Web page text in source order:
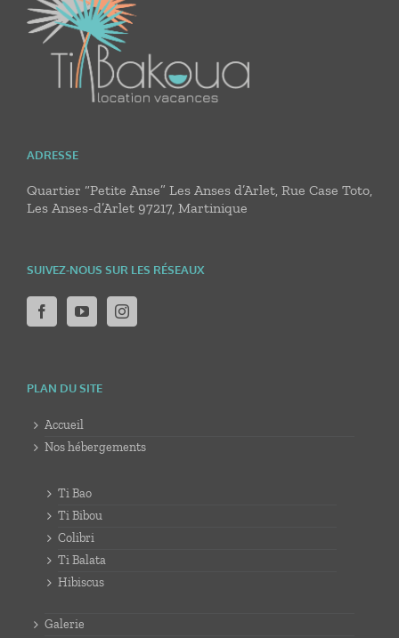
ADRESSE
Quartier “Petite Anse” Les Anses d’Arlet, Rue Case Toto,
Les Anses-d’Arlet 97217, Martinique
SUIVEZ-NOUS SUR LES RÉSEAUX
PLAN DU SITE
Accueil
Nos hébergements
Ti Bao
Ti Bibou
Colibri
Ti Balata
Hibiscus
Galerie